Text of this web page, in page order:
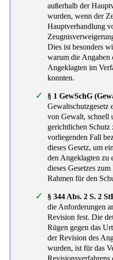
außerhalb der
wurden, wenn der
Hauptverhandlung
Dies ist besonders
warum die Angaben
Angeklagten im
konnten.
§ 1 GewSchG
Gewaltschutzgesetz
von Gewalt, schnell
gerichtlichen Schutz
vorliegenden Fall
dieses Gesetz, um
den Angeklagten zu
dieses Gesetzes
Rahmen für den
§ 344 Abs. 2 S. 2
die Anforderungen
Revision fest. Die
Rügen gegen das
der Revision des
wurden, ist für das
Revisionsverfahrens